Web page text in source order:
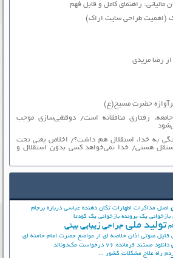
مالیاتی: راهنمای کامل و قابل فهم
(اهمیت طراحی سایت اراک)
از رضا مریدی
حضرت مسیح(ع)
رفتاری منافقانه است/ دوقطبی‌سازی موجب
به خدا، استقلال هم داشت؟/ اخلاص یعنی تحت
هستی/ خدا نمی‌خواهد کسی بدون استقلال و
اصل مذاکرات اظهارات تکان دهنده عباسی درباره برجام
بازخوانی یک پرونده بازخوانی یک کودتا
تولید ملی جراحی زیبایی بینی
فایل صوتی اذان خلاصه ای از مواضع حضرت امام خامنه ای
دانلود مستند فرمانده 76
درخواست مک‌دونالد
راه علاج مشکلات کشور ...